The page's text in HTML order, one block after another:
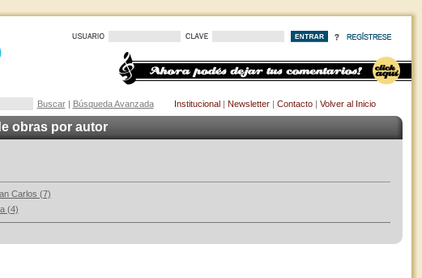
Buscar| Búsqueda Avanzada Institucional| Newsletter| Contacto| Volver al Inicio
obras por autor
Carlos (7)
(4)